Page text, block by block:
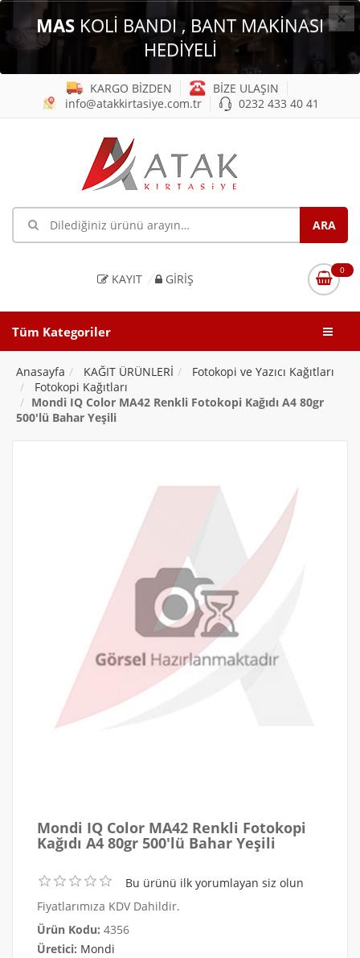
×
MAS KOLİ BANDI , BANT MAKİNASI
HEDİYELİ
KARGO BİZDEN
BİZE ULAŞIN
info@atakkirtasiye.com.tr
0232 433 40 41
KAYIT GIRIŞ
0
Tüm Kategoriler
Anasayfa KAĞIT ÜRÜNLERİ
Fotokopi ve Yazıcı Kağıtları
Fotokopi Kağıtları
Mondi IQ Color MA42 Renkli Fotokopi Kağıdı A4 80gr
500'lü Bahar Yeşili
Mondi IQ Color MA42 Renkli Fotokopi
Kağıdı A4 80gr 500'lü Bahar Yeşili
Bu ürünü ilk yorumlayan siz olun
Fiyatlarımıza KDV Dahildir.
Ürün Kodu: 4356
Üretici: Mondi